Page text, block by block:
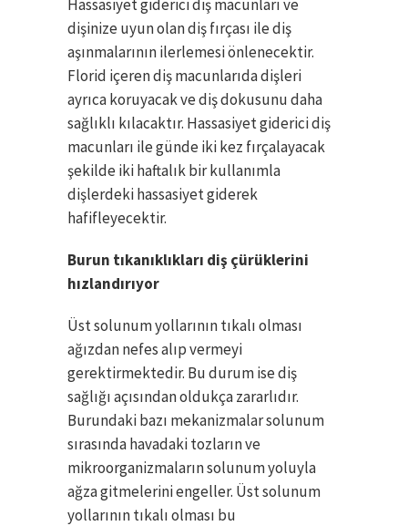
Hassasiyet giderici diş macunları ve
dişinize uyun olan diş fırçası ile diş
aşınmalarının ilerlemesi önlenecektir.
Florid içeren diş macunlarıda dişleri
ayrıca koruyacak ve diş dokusunu daha
sağlıklı kılacaktır. Hassasiyet giderici diş
macunları ile günde iki kez fırçalayacak
şekilde iki haftalık bir kullanımla
dişlerdeki hassasiyet giderek
hafifleyecektir.
Burun tıkanıklıkları diş çürüklerini
hızlandırıyor
Üst solunum yollarının tıkalı olması
ağızdan nefes alıp vermeyi
gerektirmektedir. Bu durum ise diş
sağlığı açısından oldukça zararlıdır.
Burundaki bazı mekanizmalar solunum
sırasında havadaki tozların ve
mikroorganizmaların solunum yoluyla
ağza gitmelerini engeller. Üst solunum
yollarının tıkalı olması bu